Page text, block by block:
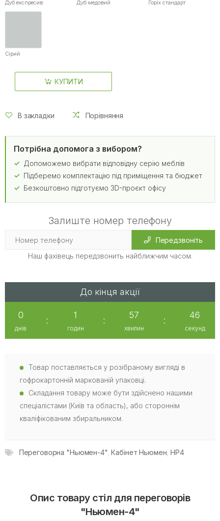
Дуб експресив Дуб медовий Горіх стандарт
Сірий
КУПИТИ
В закладки Порівняння
Потрібна допомога з вибором?
Допоможемо вибрати відповідну серію меблів
Підберемо комплектацію під приміщення та бюджет
Безкоштовно підготуємо 3D-проєкт офісу
Залиште номер телефону
Передзвоніть
Наш фахівець передзвонить найближчим часом.
До кінця акції
0
днів
:
1
годин
:
57
хвилин
:
45
секунд
Товар поставляється у розібраному вигляді в
гофрокартонній маркованій упаковці.
Складання товару може бути здійснено нашими
спеціалістами (Київ та область), або стороннім
кваліфікованим збиральником.
Переговорна "Ньюмен-4" ,Кабінет Ньюмен ,НР4
Опис товару стіл для переговорів
"Ньюмен-4"